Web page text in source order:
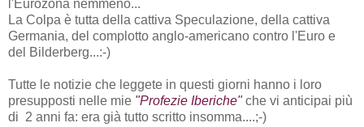
l'Eurozona nemmeno...
La Colpa è tutta della cattiva Speculazione, della cattiva
Germania, del complotto anglo-americano contro l'Euro e
del Bilderberg...:-)
Tutte le notizie che leggete in questi giorni hanno i loro
presupposti nelle mie "Profezie Iberiche"che vi anticipai più
di 2 anni fa: era già tutto scritto insomma....;-)